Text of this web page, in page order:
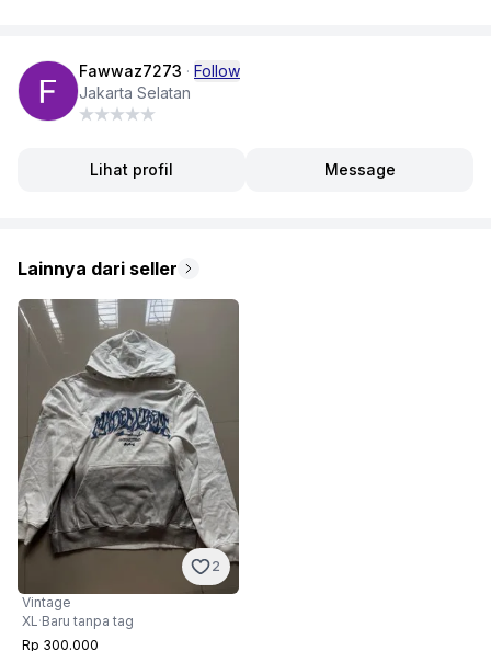
Lainnya dari seller
2
Vintage
XL ·Baru tanpa tag
Rp 300.000
Fawwaz7273 · Follow
Jakarta Selatan
Lihat profil Message